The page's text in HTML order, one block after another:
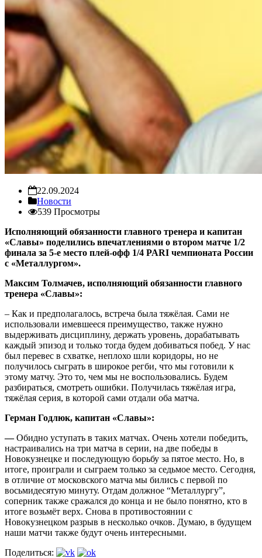
22.09.2024
Новости
539 Просмотры
Исполняющий обязанности главного тренера и капитан
«Славы» поделились впечатлениями о втором матче 1/2
финала за 5-е место плей-офф 1/4 PARI чемпионата России
с «Металлургом».
Максим Толмачев, исполняющий обязанности главного
тренера «Славы»:
– Как и предполагалось, встреча была тяжёлая. Сами не
использовали имевшееся преимущество, также нужно
выдерживать дисциплину, держать уровень, дорабатывать
каждый эпизод и только тогда будем добиваться побед. У нас
был перевес в схватке, неплохо шли коридоры, но не
получилось сыграть в широкое регби, что мы готовили к
этому матчу. Это то, чем мы не воспользовались. Будем
разбираться, смотреть ошибки. Получилась тяжёлая игра,
тяжёлая серия, в которой сами отдали оба матча.
Герман Годлюк, капитан «Славы»:
—Обидно уступать в таких матчах. Очень хотели победить,
настраивались на три матча в серии, на две победы в
Новокузнецке и последующую борьбу за пятое место. Но, в
итоге, проиграли и сыграем только за седьмое место. Сегодня,
в отличие от московского матча мы бились с первой по
восьмидесятую минуту. Отдам должное “Металлургу”,
соперник также сражался до конца и не было понятно, кто в
итоге возьмёт верх. Снова в противостоянии с
Новокузнецком разрыв в несколько очков. Думаю, в будущем
наши матчи также будут очень интересными.
Поделиться: